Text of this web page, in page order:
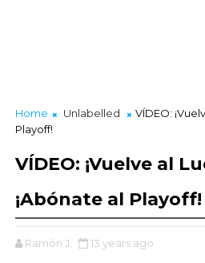
Home Unlabelled
VÍDEO:
Playoff!
VÍDEO: ¡Vuelve al
¡Abónate al Playoff!
Ramón J. 13 years ago